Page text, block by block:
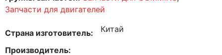
Запчасти для двигателей
Страна изготовитель Китай
Производитель